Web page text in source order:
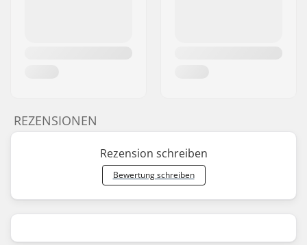
REZENSIONEN
Rezension schreiben
Bewertung schreiben